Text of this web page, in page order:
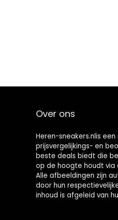
Over ons
Heren-sneakers.nlis
prijsvergelijkings- en
beste deals biedt die
op de hoogte houdt
Alle afbeeldingen zijn
door hun
inhoud is afgeleid van